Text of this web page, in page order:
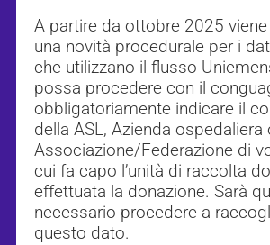
A partire da ottobre 2025
una novità procedurale per i
che utilizzano il flusso
possa procedere con il
obbligatoriamente indicare il
della ASL, Azienda ospedaliera
Associazione/Federazione di
cui fa capo l’unità di raccolta
effettuata la donazione. Sarà
necessario procedere a
questo dato.